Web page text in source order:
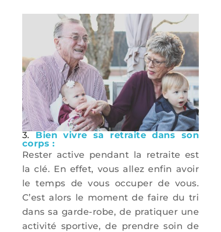
3.Bien vivre sa retraite dans son
corps :
Rester active pendant la retraite est
la clé. En effet, vous allez enfin avoir
le temps de vous occuper de vous.
C’est alors le moment de faire du tri
dans sa garde-robe, de pratiquer une
activité sportive, de prendre soin de